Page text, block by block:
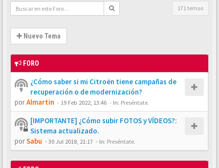
171 temas
Nuevo Tema
FORO
¿Cómo saber si mi Citroën tiene campañas de
recuperación o de modernización?
porAlmartin - 19 Feb 2022, 13:46 - In: Preséntate.
[IMPORTANTE] ¿Cómo subir FOTOS y VÍDEOS?:
Sistema actualizado.
porSabu -30 Jul 2018, 21:17 - In: Preséntate.